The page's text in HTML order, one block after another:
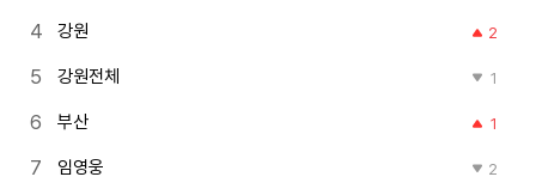
강원 2
강원전체 1
부산 1
임영웅 2